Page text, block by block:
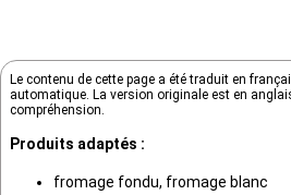
Le contenu de cette page a été traduit en
automatique. La version originale est en
compréhension.
Produits adaptés :
fromage fondu, fromage blanc